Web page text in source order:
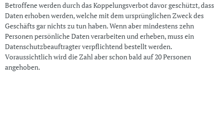
Betroffene werden durch das Koppelungsverbot davor geschützt, dass
Daten erhoben werden, welche mit dem ursprünglichen Zweck des
Geschäfts gar nichts zu tun haben. Wenn aber mindestens zehn
Personen persönliche Daten verarbeiten und erheben, muss ein
Datenschutzbeauftragter verpflichtend bestellt werden.
Voraussichtlich wird die Zahl aber schon bald auf 20 Personen
angehoben.